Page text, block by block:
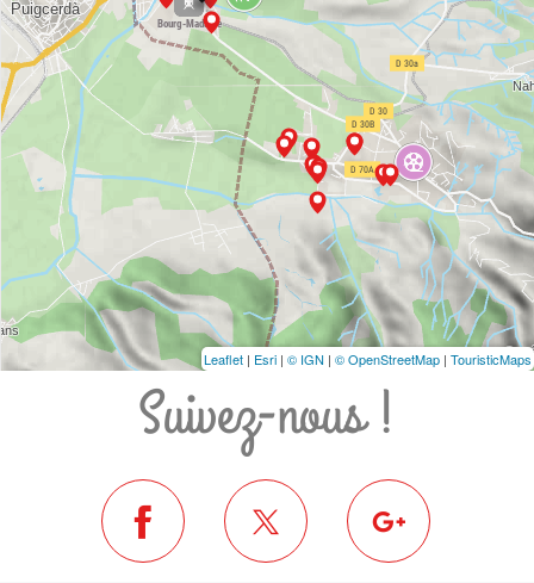
Leaflet | Esri | © IGN | © OpenStreetMap | TouristicMaps
Suivez-nous !